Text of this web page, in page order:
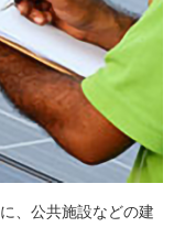
、公共施設などの建